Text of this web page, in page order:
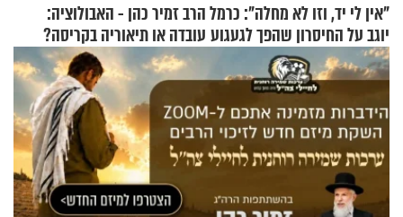
"אין לי יד, וזו לא מחלה": כרמל
יוגב על החיסרון שהפך לגעגוע
הרב זמיר כהן - האבולוציה:
עובדה או תיאוריה בקריסה?